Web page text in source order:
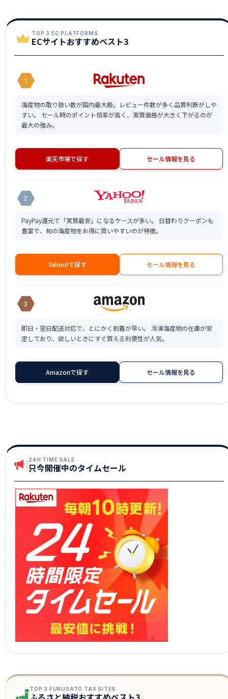
TOP 3 EC PLATFORMS
ECサイトおすすめベスト3
1
海産物の取り扱い数が国内最大級。レビュー件数が多く品質判断がしや
すい。 セール時のポイント倍率が高く、実質価格が大きく下がるのが
最大の強み。
楽天市場で探す セール情報を見る
2
PayPay還元で「実質最安」になるケースが多い。 日替わりクーポンも
豊富で、旬の海産物をお得に買いやすいのが特徴。
Yahoo!で探す セール情報を見る
3
即日・翌日配送対応で、とにかく到着が早い。 冷凍海産物の在庫が安
定しており、欲しいときにすぐ買える利便性が人気。
Amazonで探す セール情報を見る
24H TIME SALE
只今開催中のタイムセール
TOP 3 FURUSATO TAX SITES